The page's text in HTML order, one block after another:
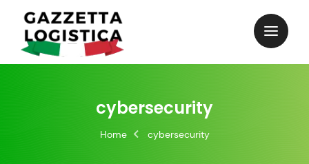
content
cybersecurity
Home cybersecurity